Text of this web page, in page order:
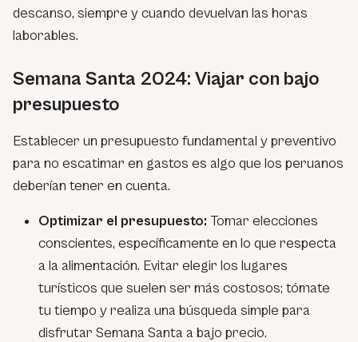
descanso, siempre y cuando devuelvan las horas
laborables.
Semana Santa 2024: Viajar con bajo
presupuesto
Establecer un presupuesto fundamental y preventivo
para no escatimar en gastos es algo que los peruanos
deberían tener en cuenta.
Optimizar el presupuesto: Tomar elecciones
conscientes, específicamente en lo que respecta
a la alimentación. Evitar elegir los lugares
turísticos que suelen ser más costosos; tómate
tu tiempo y realiza una búsqueda simple para
disfrutar Semana Santa a bajo precio.